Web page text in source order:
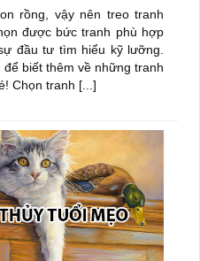
rồng, vậy nên treo tranh
được bức tranh phù hợp
đầu tư tìm hiểu kỹ lưỡng.
biết thêm về những tranh
Chọn tranh [...]